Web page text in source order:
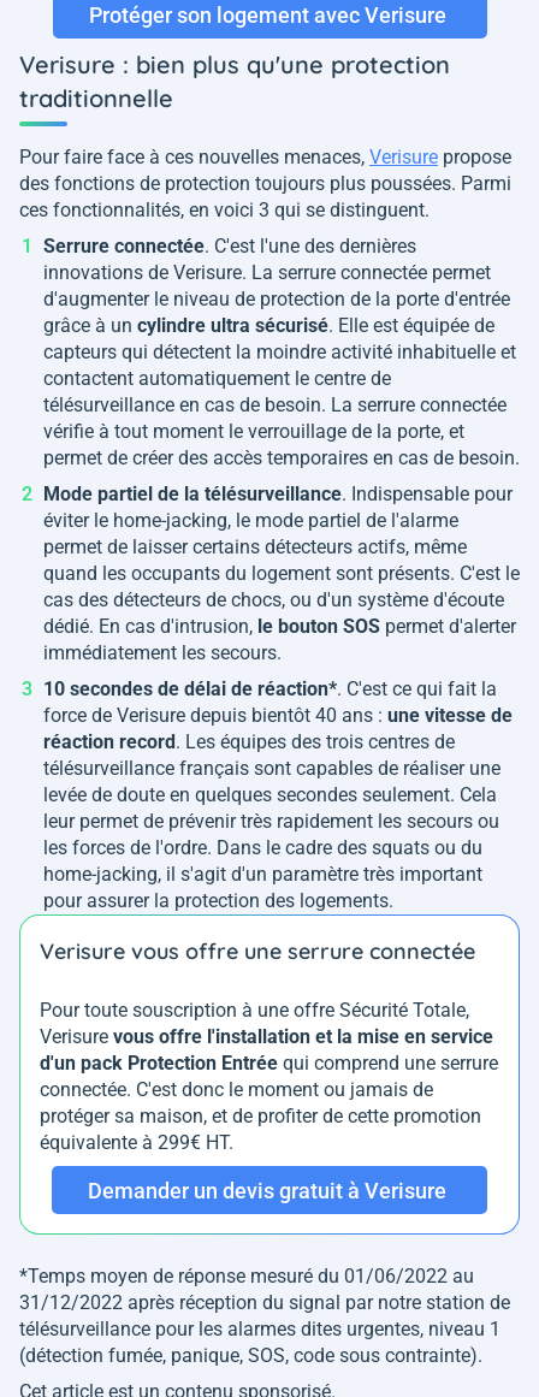
Protéger son logement avec Verisure
Verisure : bien plus qu'une protection
traditionnelle
Pour faire face à ces nouvelles menaces, Verisure propose
des fonctions de protection toujours plus poussées. Parmi
ces fonctionnalités, en voici 3 qui se distinguent.
Serrure connectée. C'est l'une des dernières
innovations de Verisure. La serrure connectée permet
d'augmenter le niveau de protection de la porte d'entrée
grâce à un cylindre ultra sécurisé. Elle est équipée de
capteurs qui détectent la moindre activité inhabituelle et
contactent automatiquement le centre de
télésurveillance en cas de besoin. La serrure connectée
vérifie à tout moment le verrouillage de la porte, et
permet de créer des accès temporaires en cas de besoin.
Mode partiel de la télésurveillance. Indispensable pour
éviter le home-jacking, le mode partiel de l'alarme
permet de laisser certains détecteurs actifs, même
quand les occupants du logement sont présents. C'est le
cas des détecteurs de chocs, ou d'un système d'écoute
dédié. En cas d'intrusion, le bouton SOS permet d'alerter
immédiatement les secours.
10 secondes de délai de réaction*. C'est ce qui fait la
force de Verisure depuis bientôt 40 ans : une vitesse de
réaction record . Les équipes des trois centres de
télésurveillance français sont capables de réaliser une
levée de doute en quelques secondes seulement. Cela
leur permet de prévenir très rapidement les secours ou
les forces de l'ordre. Dans le cadre des squats ou du
home-jacking, il s'agit d'un paramètre très important
pour assurer la protection des logements.
Verisure vous offre une serrure connectée
Pour toute souscription à une offre Sécurité Totale,
Verisure vous offre l'installation et la mise en service
d'un pack Protection Entrée qui comprend une serrure
connectée. C'est donc le moment ou jamais de
protéger sa maison, et de profiter de cette promotion
équivalente à 299€ HT.
Demander un devis gratuit à Verisure
*Temps moyen de réponse mesuré du 01/06/2022 au
31/12/2022 après réception du signal par notre station de
télésurveillance pour les alarmes dites urgentes, niveau 1
(détection fumée, panique, SOS, code sous contrainte).
Cet article est un contenu sponsorisé.